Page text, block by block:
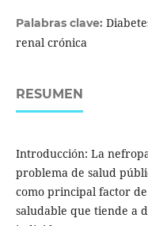
Palabras clave:
renal crónica
RESUMEN
Introducción: La
problema de salud
como principal factor
saludable que tiende a